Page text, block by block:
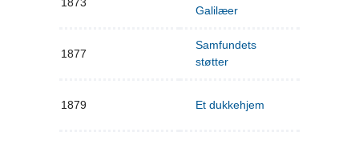
Galilæer
1877
Samfundets
støtter
1879 Et dukkehjem